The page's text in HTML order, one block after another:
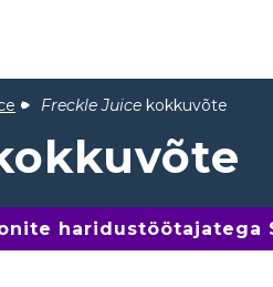
Freckle Juice kokkuvõte
haridustöötajatega